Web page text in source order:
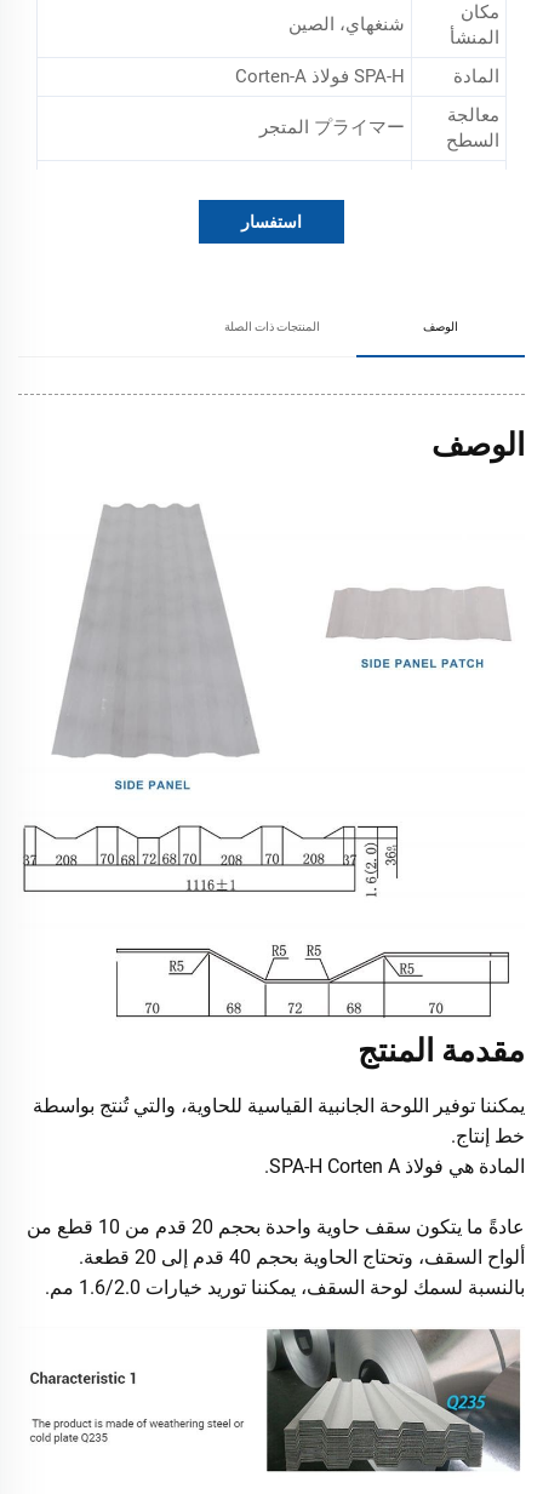
مكان
المنشأ
شنغهاي، الصين
المادة
SPA-H فولاذ Corten-A
معالجة
السطح
プライマー المتجر
بناء وإصلاح حاويات 20 قدم و40 قدم
استفسار
الوصف المنتجات ذات الصلة
الوصف
مقدمة المنتج
يمكننا توفير اللوحة الجانبية القياسية للحاوية، والتي تُنتج بواسطة
خط إنتاج.
المادة هي فولاذ SPA-H Corten A.
عادةً ما يتكون سقف حاوية واحدة بحجم 20 قدم من 10 قطع من
ألواح السقف، وتحتاج الحاوية بحجم 40 قدم إلى 20 قطعة.
بالنسبة لسمك لوحة السقف، يمكننا توريد خيارات 1.6/2.0 مم.